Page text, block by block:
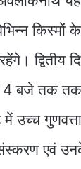
किस्मों
द्वितीय
तक
उच्च
एवं